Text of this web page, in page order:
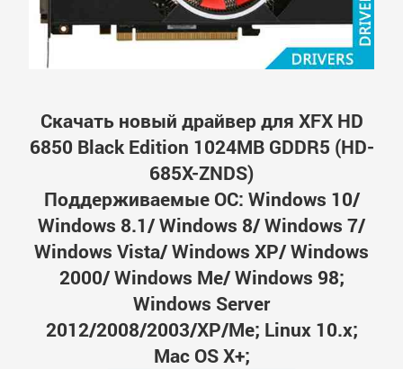
Скачать новый драйвер для XFX HD
6850 Black Edition 1024MB GDDR5 (HD-
685X-ZNDS)
Поддерживаемые ОС: Windows 10/
Windows 8.1/ Windows 8/ Windows 7/
Windows Vista/ Windows XP/ Windows
2000/ Windows Me/ Windows 98;
Windows Server
2012/2008/2003/XP/Me; Linux 10.x;
Mac OS X+;